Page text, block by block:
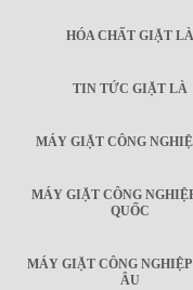
HÓA CHẤT GIẶT LÀ
TIN TỨC GIẶT LÀ
MÁY GIẶT CÔNG
MÁY GIẶT CÔNG
QUỐC
MÁY GIẶT CÔNG
ÂU